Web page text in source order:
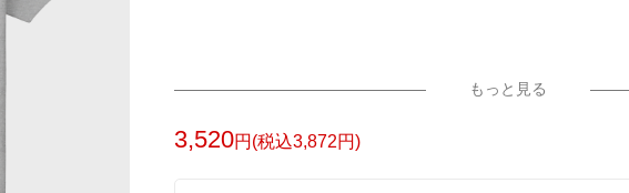
もっと見る
3,520円(税込3,872円)